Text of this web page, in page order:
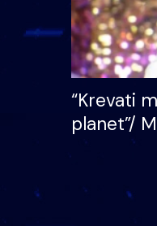
“Krevati
planet”/
bukura